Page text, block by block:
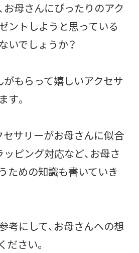
お母さんにぴったりのアク
ントしようと思っている
いでしょうか？
がもらって嬉しいアクセサ
す。
セサリーがお母さんに似合
ッピング対応など、お母さ
ための知識も書いていき
考にして、お母さんへの想
ださい。